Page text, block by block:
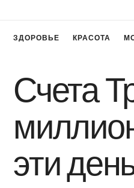
ЗДОРОВЬЕ КРАСОТА
Счета
эти